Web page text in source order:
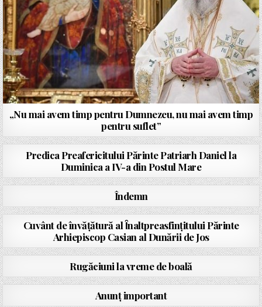
„Nu mai avem timp pentru Dumnezeu, nu mai avem timp
pentru suflet”
Predica Preafericitului Părinte Patriarh Daniel la
Duminica a IV-a din Postul Mare
Îndemn
Cuvânt de învăţătură al Ȋnaltpreasfinţitului Părinte
Arhiepiscop Casian al Dunării de Jos
Rugăciuni la vreme de boală
Anunț important